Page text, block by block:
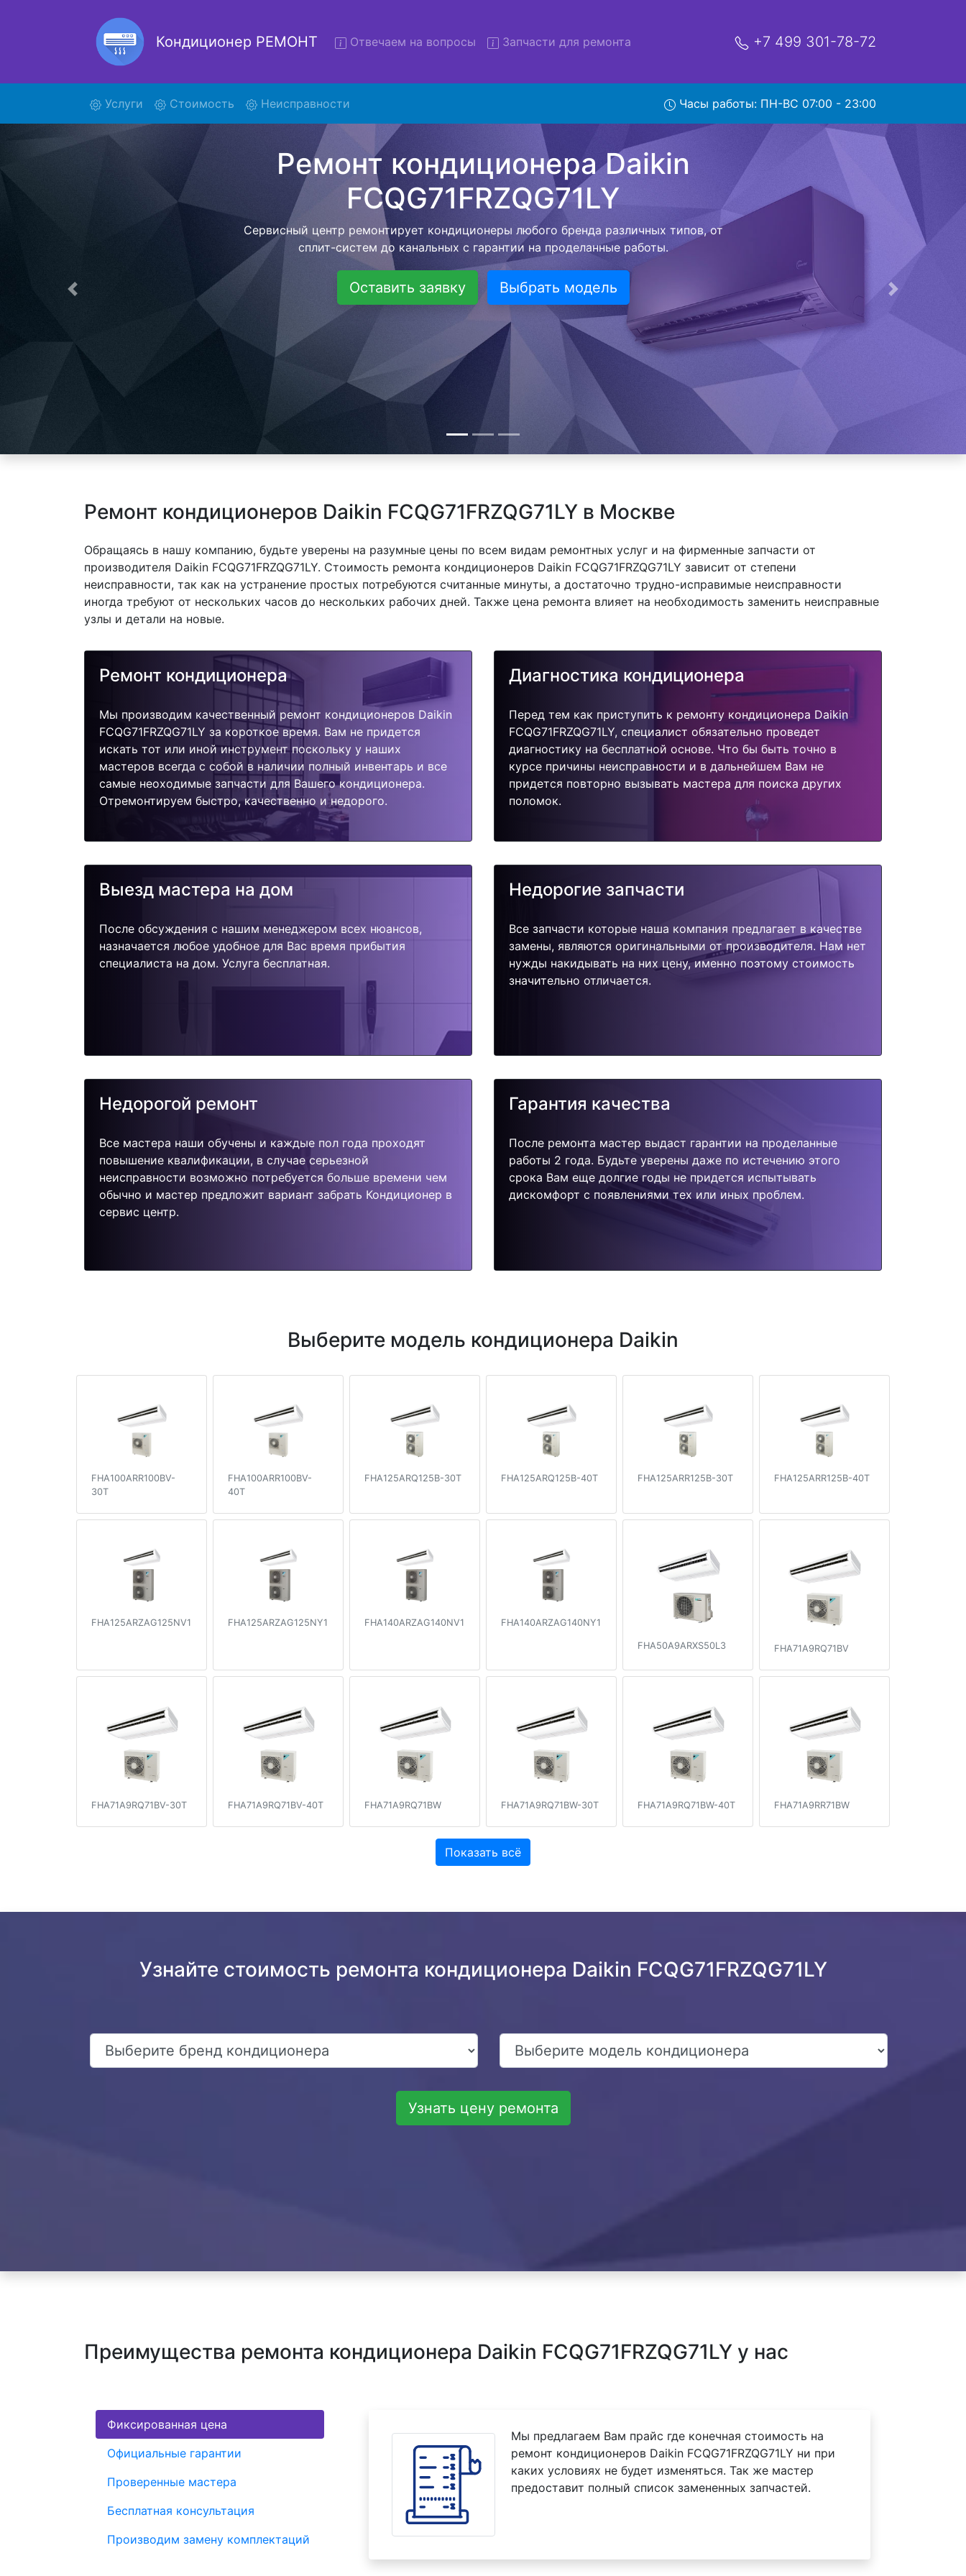
Кондиционер РЕМОНТ Отвечаем на вопросы Запчасти для ремонта +7 499 301-78-72
Услуги (current)Стоимость Неисправности Часы работы: ПН-ВС 07:00 - 23:00
Ремонт кондиционеров Daikin
FCQG71FRZQG71LY с вывозом в сервис
Наша организация предлагает воспользоваться бесплатной услугой которая
позволяет клиенту сохранить время и свои деньги. Наш мастер приезжает в
назначенное время по адресу, проводит диагностику, составляет договор с
фиксированной стоимостью на ремонт кондиционера и забирает его в сервисный
центр. После ремонта специалист привезет обратно Вам уже готовый к работе
кондиционер.
Оставить заявку Выбрать модель
Предыдущая Следующая
Ремонт кондиционеров Daikin FCQG71FRZQG71LY в Москве
Обращаясь в нашу компанию, будьте уверены на разумные цены по всем видам ремонтных услуг и на фирменные запчасти от
производителя Daikin FCQG71FRZQG71LY. Стоимость ремонта кондиционеров Daikin FCQG71FRZQG71LY зависит от степени
неисправности, так как на устранение простых потребуются считанные минуты, а достаточно трудно-исправимые неисправности
иногда требуют от нескольких часов до нескольких рабочих дней. Также цена ремонта влияет на необходимость заменить неисправные
узлы и детали на новые.
Ремонт кондиционера
Мы производим качественный ремонт кондиционеров Daikin
FCQG71FRZQG71LY за короткое время. Вам не придется
искать тот или иной инструмент поскольку у наших
мастеров всегда с собой в наличии полный инвентарь и все
самые неоходимые запчасти для Вашего кондиционера.
Отремонтируем быстро, качественно и недорого.
Диагностика кондиционера
Перед тем как приступить к ремонту кондиционера Daikin
FCQG71FRZQG71LY, специалист обязательно проведет
диагностику на бесплатной основе. Что бы быть точно в
курсе причины неисправности и в дальнейшем Вам не
придется повторно вызывать мастера для поиска других
поломок.
Выезд мастера на дом
После обсуждения с нашим менеджером всех нюансов,
назначается любое удобное для Вас время прибытия
специалиста на дом. Услуга бесплатная.
Недорогие запчасти
Все запчасти которые наша компания предлагает в качестве
замены, являются оригинальными от производителя. Нам нет
нужды накидывать на них цену, именно поэтому стоимость
значительно отличается.
Недорогой ремонт
Все мастера наши обучены и каждые пол года проходят
повышение квалификации, в случае серьезной
неисправности возможно потребуется больше времени чем
обычно и мастер предложит вариант забрать Кондиционер в
сервис центр.
Гарантия качества
После ремонта мастер выдаст гарантии на проделанные
работы 2 года. Будьте уверены даже по истечению этого
срока Вам еще долгие годы не придется испытывать
дискомфорт с появлениями тех или иных проблем.
Выберите модель кондиционера Daikin
FHA100ARR100BV-
30T
FHA100ARR100BV-
40T
FHA125ARQ125B-30T FHA125ARQ125B-40T FHA125ARR125B-30T FHA125ARR125B-40T
FHA125ARZAG125NV1 FHA125ARZAG125NY1 FHA140ARZAG140NV1 FHA140ARZAG140NY1
FHA50A9ARXS50L3 FHA71A9RQ71BV
FHA71A9RQ71BV-30T FHA71A9RQ71BV-40T FHA71A9RQ71BW FHA71A9RQ71BW-30T FHA71A9RQ71BW-40T FHA71A9RR71BW
Показать всё
Узнайте стоимость ремонта кондиционера Daikin FCQG71FRZQG71LY
Узнать цену ремонта
Преимущества ремонта кондиционера Daikin FCQG71FRZQG71LY у нас
Фиксированная цена
Официальные гарантии
Проверенные мастера
Бесплатная консультация
Производим замену комплектаций
Мы предлагаем Вам прайс где конечная стоимость на
ремонт кондиционеров Daikin FCQG71FRZQG71LY ни при
каких условиях не будет изменяться. Так же мастер
предоставит полный список замененных запчастей.